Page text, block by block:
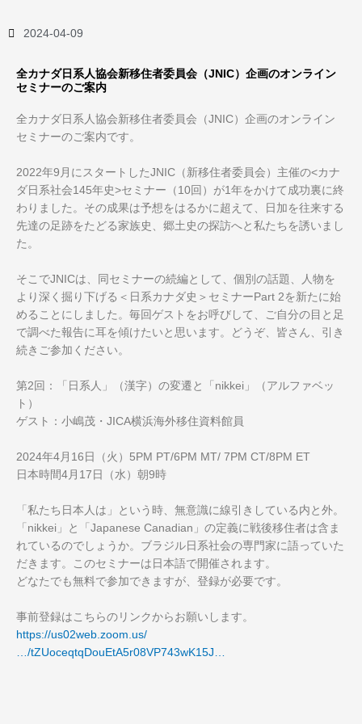
2024-04-09
全カナダ日系人協会新移住者委員会（JNIC）企画のオンライン
セミナーのご案内
全カナダ日系人協会新移住者委員会（JNIC）企画のオンライン
セミナーのご案内です。
2022年9月にスタートしたJNIC（新移住者委員会）主催の<カナ
ダ日系社会145年史>セミナー（10回）が1年をかけて成功裏に終
わりました。その成果は予想をはるかに超えて、日加を往来する
先達の足跡をたどる家族史、郷土史の探訪へと私たちを誘いまし
た。
そこでJNICは、同セミナーの続編として、個別の話題、人物を
より深く掘り下げる＜日系カナダ史＞セミナーPart 2を新たに始
めることにしました。毎回ゲストをお呼びして、ご自分の目と足
で調べた報告に耳を傾けたいと思います。どうぞ、皆さん、引き
続きご参加ください。
第2回：「日系人」（漢字）の変遷と「nikkei」（アルファベッ
ト）
ゲスト：小嶋茂・JICA横浜海外移住資料館員
2024年4月16日（火）5PM PT/6PM MT/ 7PM CT/8PM ET
日本時間4月17日（水）朝9時
「私たち日本人は」という時、無意識に線引きしている内と外。
「nikkei」と「Japanese Canadian」の定義に戦後移住者は含ま
れているのでしょうか。ブラジル日系社会の専門家に語っていた
だきます。このセミナーは日本語で開催されます。
どなたでも無料で参加できますが、登録が必要です。
事前登録はこちらのリンクからお願いします。
https://us02web.zoom.us/
…/tZUoceqtqDouEtA5r08VP743wK15J…